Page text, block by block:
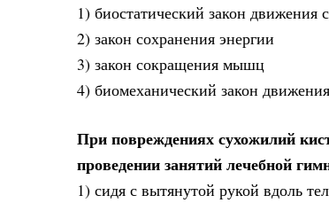
1) биостатический закон движения
2) закон сохранения энергии
3) закон сокращения мышц
4) биомеханический закон
При повреждениях сухожилий
проведении занятий лечебной
1) сидя с вытянутой рукой вдоль